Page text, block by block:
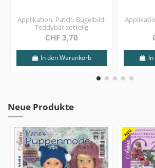
Applikation, Patch, Bügelbild:
Teddybär zottelig
CHF 3,70
In den Warenkorb
Neue Produkte